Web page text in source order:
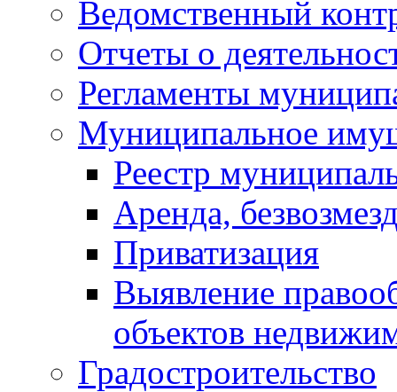
Ведомственный
Отчеты о
Регламенты
Муниципальное
Реестр
Аренда,
Приватизация
Выявление
объектов
Градостроительство